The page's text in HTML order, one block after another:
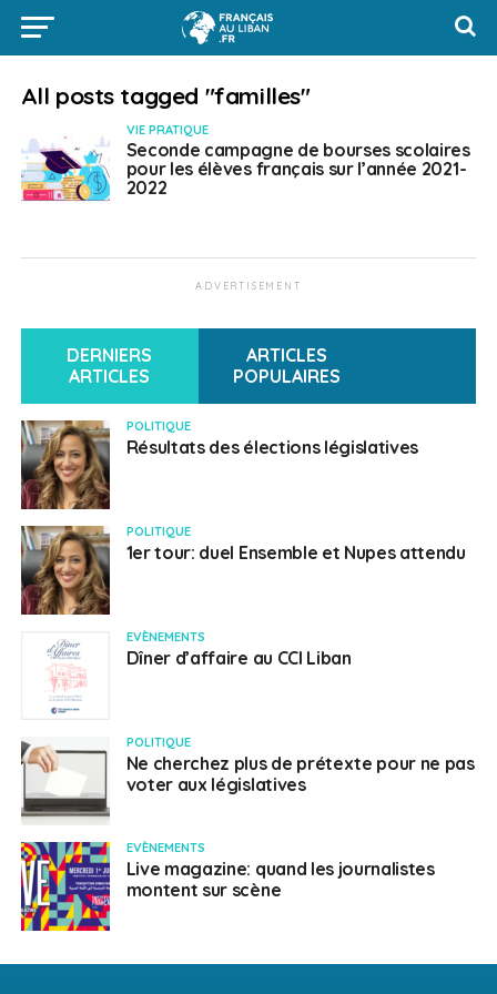
All posts tagged "familles"
VIE PRATIQUE
Seconde campagne de bourses scolaires
pour les élèves français sur l’année 2021-
2022
ADVERTISEMENT
DERNIERS
ARTICLES
ARTICLES
POPULAIRES
POLITIQUE
Résultats des élections législatives
POLITIQUE
1er tour: duel Ensemble et Nupes attendu
EVÈNEMENTS
Dîner d’affaire au CCI Liban
POLITIQUE
Ne cherchez plus de prétexte pour ne pas
voter aux législatives
EVÈNEMENTS
Live magazine: quand les journalistes
montent sur scène